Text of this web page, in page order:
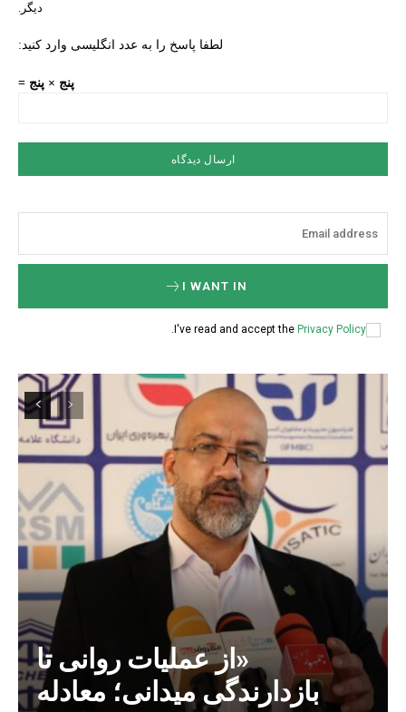
دیگر.
لطفا پاسخ را به عدد انگلیسی وارد کنید:
پنج × پنج =
I WANT IN
I've read and accept the Privacy Policy
.
«از عملیات روانی تا
بازدارندگی میدانی؛ معادله